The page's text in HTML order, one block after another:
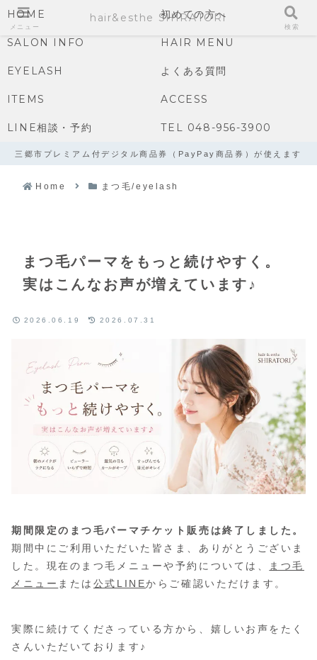
HOME 初めての方へ
SALON INFO HAIR MENU
EYELASH よくある質問
ITEMS ACCESS
LINE相談・予約 TEL 048-956-3900
三郷市プレミアム付デジタル商品券（PayPay商品券）が使えます
Home まつ毛/eyelash
まつ毛パーマをもっと続けやすく。
実はこんなお声が増えています♪
2026.06.19 2026.07.31
期間限定のまつ毛パーマチケット販売は終了しました。
期間中にご利用いただいた皆さま、ありがとうございま
した。現在のまつ毛メニューや予約については、
まつ毛
メニュー または 公式LINEからご確認いただけます。
実際に続けてくださっている方から、嬉しいお声をたく
さんいただいております♪
メニュー
hair&esthe SHIRATORI
検索